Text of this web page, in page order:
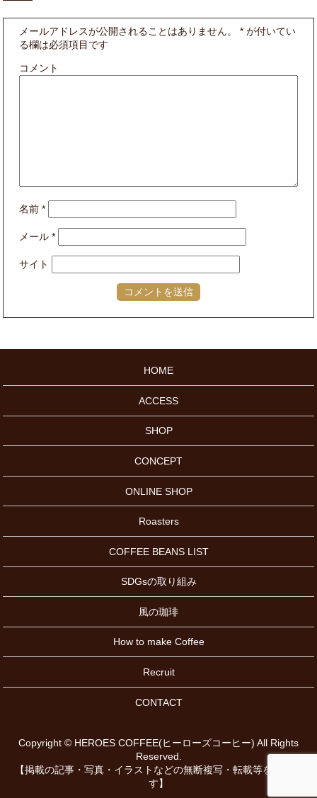
メールアドレスが公開されることはありません。 * が付いてい
る欄は必須項目です
コメント
名前*
メール*
サイト
HOME
ACCESS
SHOP
CONCEPT
ONLINE SHOP
Roasters
COFFEE BEANS LIST
SDGsの取り組み
風の珈琲
How to make Coffee
Recruit
CONTACT
Copyright © HEROES COFFEE(ヒーローズコーヒー) All Rights
Reserved.
【掲載の記事・写真・イラストなどの無断複写・転載等を禁じま
す】